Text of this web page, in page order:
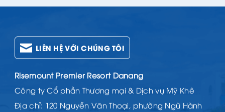
LIÊN HỆ VỚI CHÚNG TÔI
Risemount Premier Resort Danang
Công ty Cổ phần Thương mại & Dịch vụ Mỹ Khê
Địa chỉ: 120 Nguyễn Văn Thoại, phường Ngũ Hành